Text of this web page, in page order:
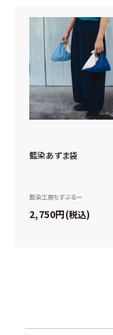
藍染あずま袋
藍染工房ちずぶるー
2,750 税込